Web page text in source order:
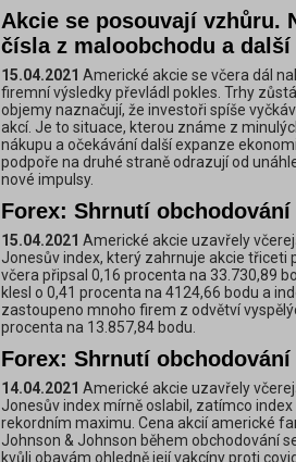
Akcie se posouvají vzhůru.
čísla z maloobchodu a
15.04.2021 Americké akcie se včera dál
firemní výsledky převládl pokles. Trhy
objemy naznačují, že investoři spíše
akcí. Je to situace, kterou známe z
nákupu a očekávání další expanze
podpoře na druhé straně odrazují od
nové impulsy.
Forex: Shrnutí obchodování
15.04.2021 Americké akcie uzavřely
Jonesův index, který zahrnuje akcie třiceti
včera připsal 0,16 procenta na 33.730,89
klesl o 0,41 procenta na 4124,66 bodu a
zastoupeno mnoho firem z odvětví
procenta na 13.857,84 bodu.
Forex: Shrnutí obchodování
14.04.2021 Americké akcie uzavřely
Jonesův index mírně oslabil, zatímco
rekordním maximu. Cena akcií americké
Johnson & Johnson během obchodování
kvůli obavám ohledně její vakcíny proti